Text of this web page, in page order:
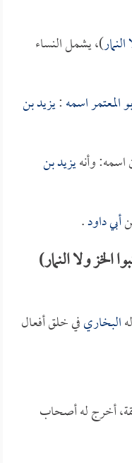
)، يشمل النساء
المعتمر اسمه:يزيد بن
اسمه: وأنهيزيد بن
أبي داود.
ولا النمار)
البخاريفي خلق أفعال
أخرج له أصحاب